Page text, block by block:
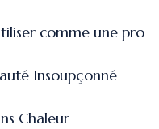
comme une pro
Insoupçonné
Chaleur